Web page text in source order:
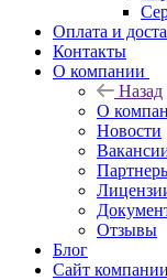
Оплата и
Контакты
О компании
Назад
О
Новости
Отзывы
Блог
Сайт компании